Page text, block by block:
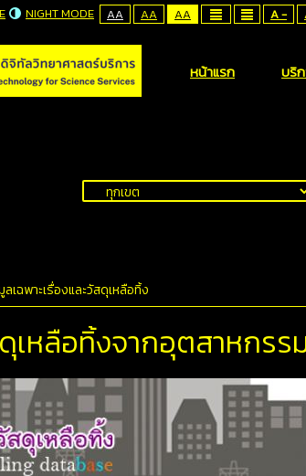
NIGHT MODE AA AA AA A -
หน้าแรก บริ
เฉพาะเรื่องและวัสดุเหลือทิ้ง
เหลือทิ้งจากอุตสาหกรร